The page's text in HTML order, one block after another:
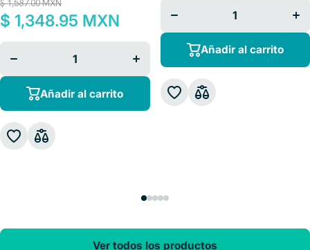
$ 1,587.00 MXN
$ 1,348.95 MXN
cantidad
cantidad
Añadir al carrito
cantidad
Añadir al carrito
Ver todos los productos